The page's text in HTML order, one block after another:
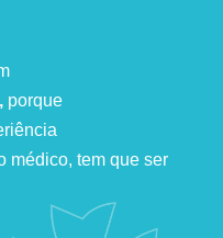
porque
médico, tem que ser